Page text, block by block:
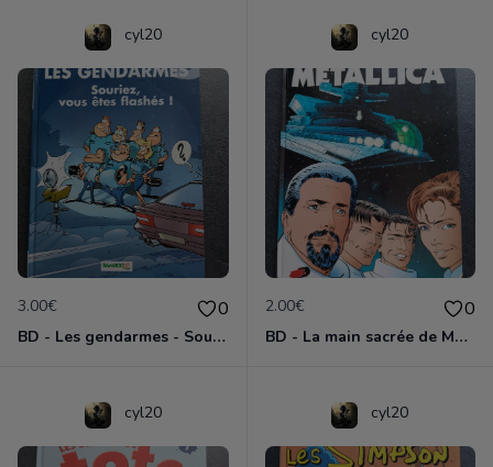
cyl20
3.00€ 0
BD - Les gendarmes - Souriez, vous êtes flashés - Tome 5
cyl20
2.00€ 0
BD - La main sacrée de Metallica
cyl20 cyl20